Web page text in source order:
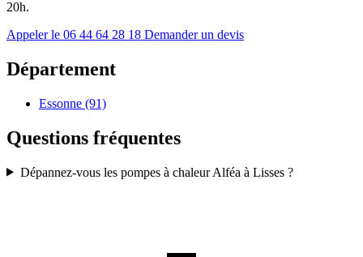
20h.
Appeler le 06 44 64 28 18 Demander un devis
Département
Essonne (91)
Questions fréquentes
Dépannez-vous les pompes à chaleur Alféa à Lisses ?